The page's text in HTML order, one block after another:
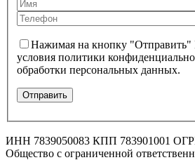
Нажимая на кнопку
условия политики
обработки персональных данных.
ИНН 7839050083 КПП 783901001
Общество с ограниченной